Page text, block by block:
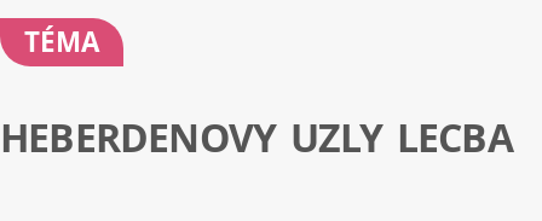
TÉMA
HEBERDENOVY UZLY LECBA